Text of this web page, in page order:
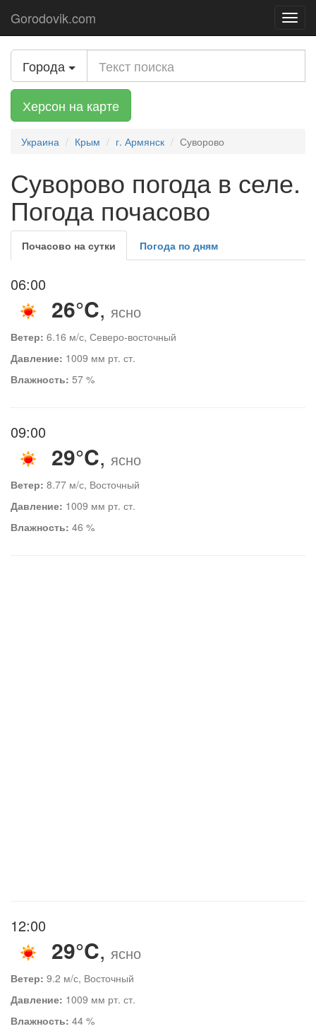
Gorodovik.com
Города
Херсон на карте
Украина Крым г. Армянск Суворово
Суворово погода в селе.
Погода почасово
Почасово на сутки Погода по дням
06:00
26°C, ясно
Ветер: 6.16 м/с, Северо-восточный
Давление: 1009 мм рт. ст.
Влажность: 57 %
09:00
29°C, ясно
Ветер: 8.77 м/с, Восточный
Давление: 1009 мм рт. ст.
Влажность: 46 %
12:00
29°C, ясно
Ветер: 9.2 м/с, Восточный
Давление: 1009 мм рт. ст.
Влажность: 44 %